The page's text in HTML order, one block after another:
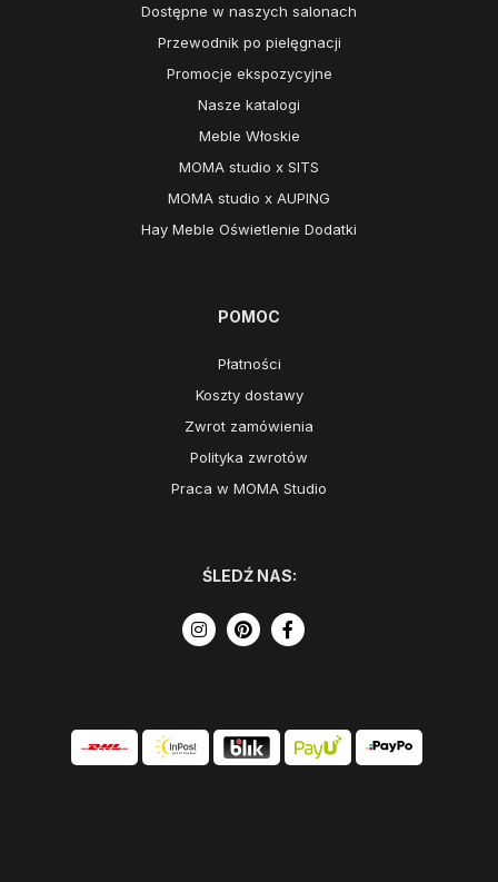
Dostępne w naszych salonach
Przewodnik po pielęgnacji
Promocje ekspozycyjne
Nasze katalogi
Meble Włoskie
MOMA studio x SITS
MOMA studio x AUPING
Hay Meble Oświetlenie Dodatki
POMOC
Płatności
Koszty dostawy
Zwrot zamówienia
Polityka zwrotów
Praca w MOMA Studio
ŚLEDŹ NAS: